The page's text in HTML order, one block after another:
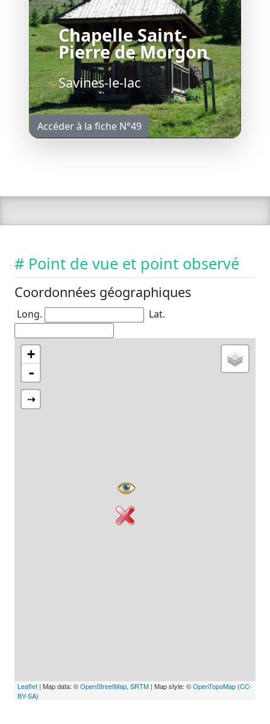
Chapelle Saint-
Pierre de Morgon
Savines-le-lac
Accéder à la fiche N°49
# Point de vue et point observé
Coordonnées géographiques
Long. Lat.
+
-
⇢
Leaflet | Map data: ©OpenStreetMap, SRTM | Map style: ©OpenTopoMap (CC-
BY-SA)